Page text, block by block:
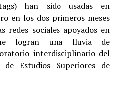
han sido usadas en
en los dos primeros meses
redes sociales apoyados en
logran una lluvia de
interdisciplinario del
Estudios Superiores de